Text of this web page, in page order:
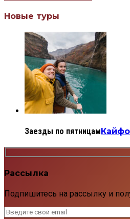
Новые туры
Заезды по пятницам
Рассылка
Подпишитесь на рассылку и